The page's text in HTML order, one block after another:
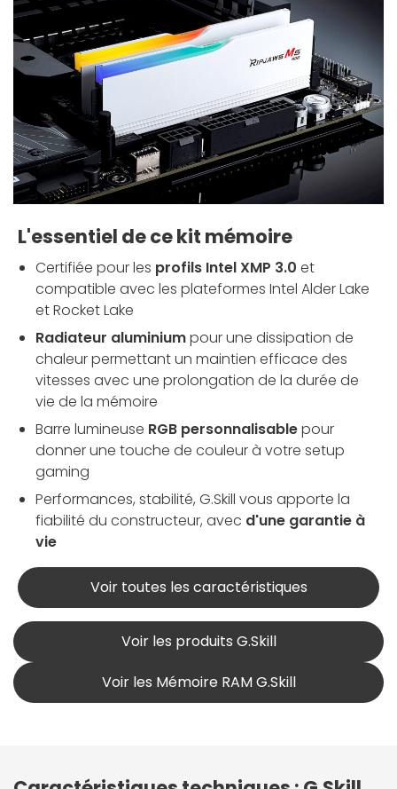
L'essentiel de ce kit mémoire
Certifiée pour les profils Intel XMP 3.0 et
compatible avec les plateformes Intel Alder Lake
et Rocket Lake
Radiateur aluminiumpour une dissipation de
chaleur permettant un maintien efficace des
vitesses avec une prolongation de la durée de
vie de la mémoire
Barre lumineuse RGB personnalisablepour
donner une touche de couleur à votre setup
gaming
Performances, stabilité, G.Skill vous apporte la
fiabilité du constructeur, avec d'une garantie à
vie
Voir toutes les caractéristiques
Voir les produits G.Skill
Voir les Mémoire RAM G.Skill